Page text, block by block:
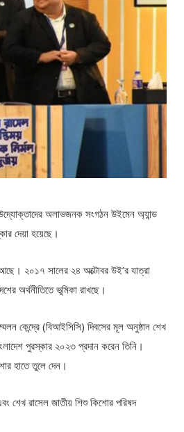
উদ্যোক্তাদের অলাভজনক সংগঠন উইমেন অ্যান্ড
দেয়া হয়েছে।
২০১৭ সালের ২৪ অক্টোবর উই’র যাত্রা
অর্থনীতিতে ভূমিকা রাখছে।
কেন্দ্রে (বিআইসিসি) দিবসের মূল অনুষ্ঠান শেখ
পুরস্কার ২০২৩ প্রদান করেন তিনি।
হাতে তুলে দেন।
শেখ রাসেল জাতীয় শিশু কিশোর পরিষদ